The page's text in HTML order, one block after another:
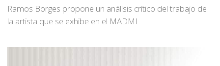
Ramos Borges propone un análisis crítico del trabajo de
la artista que se exhibe en el MADMI